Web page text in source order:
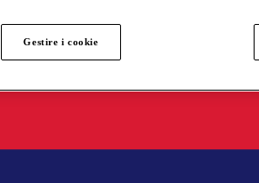
Gestire i cookie